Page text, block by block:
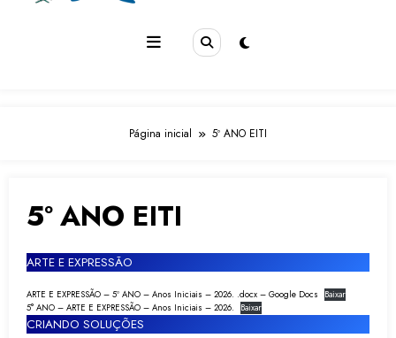
Página inicial 5º ANO EITI
5º ANO EITI
ARTE E EXPRESSÃO
ARTE E EXPRESSÃO – 5º ANO – Anos Iniciais – 2026. .docx – Google Docs
Baixar
5° ANO – ARTE E EXPRESSÃO – Anos Iniciais – 2026.
Baixar
CRIANDO SOLUÇÕES